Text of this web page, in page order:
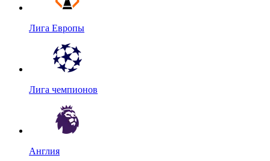
Лига Европы
Лига чемпионов
Англия